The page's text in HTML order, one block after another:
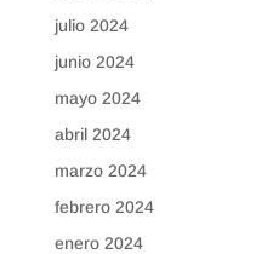
julio 2024
junio 2024
mayo 2024
abril 2024
marzo 2024
febrero 2024
enero 2024